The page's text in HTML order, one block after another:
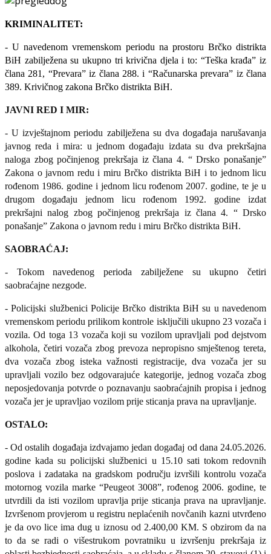
KRIMINALITET:
- U navedenom vremenskom periodu na prostoru Brčko distrikta
BiH zabilježena su ukupno tri krivična djela i to: “Teška krađa” iz
člana 281, “Prevara” iz člana 288. i “Računarska prevara” iz člana
389. Krivičnog zakona Brčko distrikta BiH.
JAVNI RED I MIR:
- U izvještajnom periodu zabilježena su dva događaja narušavanja
javnog reda i mira: u jednom događaju izdata su dva prekršajna
naloga zbog počinjenog prekršaja iz člana 4. “ Drsko ponašanje”
Zakona o javnom redu i miru Brčko distrikta BiH i to jednom licu
rođenom 1986. godine i jednom licu rođenom 2007. godine, te je u
drugom događaju jednom licu rođenom 1992. godine izdat
prekršajni nalog zbog počinjenog prekršaja iz člana 4. “ Drsko
ponašanje” Zakona o javnom redu i miru Brčko distrikta BiH.
SAOBRAĆAJ:
- Tokom navedenog perioda zabilježene su ukupno četiri
saobraćajne nezgode.
-Policijski službenici Policije Brčko distrikta BiH su u navedenom
vremenskom periodu prilikom kontrole isključili ukupno 23 vozača i
vozila. Od toga 13 vozača koji su vozilom upravljali pod dejstvom
alkohola, četiri vozača zbog prevoza nepropisno smještenog tereta,
dva vozača zbog isteka važnosti registracije, dva vozača jer su
upravljali vozilo bez odgovarajuće kategorije, jednog vozača zbog
neposjedovanja potvrde o poznavanju saobraćajnih propisa i jednog
vozača jer je upravljao vozilom prije sticanja prava na upravljanje.
OSTALO:
- Od ostalih događaja izdvajamo jedan događaj od dana 24.05.2026.
godine kada su policijski službenici u 15.10 sati tokom redovnih
poslova i zadataka na gradskom području izvršili kontrolu vozača
motornog vozila marke “Peugeot 3008”, rođenog 2006. godine, te
utvrdili da isti vozilom upravlja prije sticanja prava na upravljanje.
Izvršenom provjerom u registru neplaćenih novčanih kazni utvrđeno
je da ovo lice ima dug u iznosu od 2.400,00 KM. S obzirom da na
to da se radi o višestrukom povratniku u izvršenju prekršaja iz